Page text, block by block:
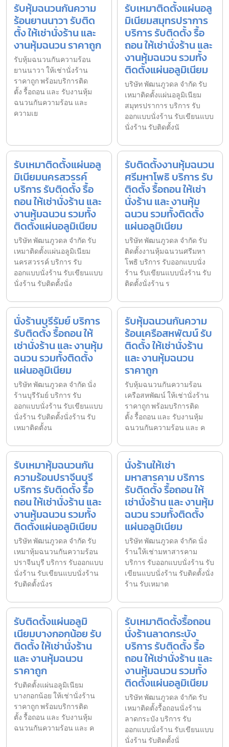
รับหุ้มฉนวนกันความ
ร้อนยานนาวา รับติด
ตั้ง ให้เช่านั่งร้าน และ
งานหุ้มฉนวน ราคาถูก
รับหุ้มฉนวนกันความร้อน
ยานนาวา ให้เช่านั่งร้าน
ราคาถูก พร้อมบริการติด
ตั้ง รื้อถอน และ รับงานหุ้ม
ฉนวนกันความร้อน และ
ความเย
รับเหมาติดตั้งแผ่นอลู
มิเนียมสมุทรปราการ
บริการ รับติดตั้ง รื้อ
ถอน ให้เช่านั่งร้าน และ
งานหุ้มฉนวน รวมทั้ง
ติดตั้งแผ่นอลูมิเนียม
บริษัท พัฒนภูวดล จำกัด รับ
เหมาติดตั้งแผ่นอลูมิเนียม
สมุทรปราการ บริการ รับ
ออกแบบนั่งร้าน รับเขียนแบบ
นั่งร้าน รับติดตั้งนั
รับเหมาติดตั้งแผ่นอลู
มิเนียมนครสวรรค์
บริการ รับติดตั้ง รื้อ
ถอน ให้เช่านั่งร้าน และ
งานหุ้มฉนวน รวมทั้ง
ติดตั้งแผ่นอลูมิเนียม
บริษัท พัฒนภูวดล จำกัด รับ
เหมาติดตั้งแผ่นอลูมิเนียม
นครสวรรค์ บริการ รับ
ออกแบบนั่งร้าน รับเขียนแบบ
นั่งร้าน รับติดตั้งนั่ง
รับติดตั้งงานหุ้มฉนวน
ศรีมหาโพธิ บริการ รับ
ติดตั้ง รื้อถอน ให้เช่า
นั่งร้าน และ งานหุ้ม
ฉนวน รวมทั้งติดตั้ง
แผ่นอลูมิเนียม
บริษัท พัฒนภูวดล จำกัด รับ
ติดตั้งงานหุ้มฉนวนศรีมหา
โพธิ บริการ รับออกแบบนั่ง
ร้าน รับเขียนแบบนั่งร้าน รับ
ติดตั้งนั่งร้าน ร
นั่งร้านบุรีรัมย์ บริการ
รับติดตั้ง รื้อถอน ให้
เช่านั่งร้าน และ งานหุ้ม
ฉนวน รวมทั้งติดตั้ง
แผ่นอลูมิเนียม
บริษัท พัฒนภูวดล จำกัด นั่ง
ร้านบุรีรัมย์ บริการ รับ
ออกแบบนั่งร้าน รับเขียนแบบ
นั่งร้าน รับติดตั้งนั่งร้าน รับ
เหมาติดตั้งน
รับหุ้มฉนวนกันความ
ร้อนเครือสหพัฒน์ รับ
ติดตั้ง ให้เช่านั่งร้าน
และ งานหุ้มฉนวน
ราคาถูก
รับหุ้มฉนวนกันความร้อน
เครือสหพัฒน์ ให้เช่านั่งร้าน
ราคาถูก พร้อมบริการติด
ตั้ง รื้อถอน และ รับงานหุ้ม
ฉนวนกันความร้อน และ ค
รับเหมาหุ้มฉนวนกัน
ความร้อนปราจีนบุรี
บริการ รับติดตั้ง รื้อ
ถอน ให้เช่านั่งร้าน และ
งานหุ้มฉนวน รวมทั้ง
ติดตั้งแผ่นอลูมิเนียม
บริษัท พัฒนภูวดล จำกัด รับ
เหมาหุ้มฉนวนกันความร้อน
ปราจีนบุรี บริการ รับออกแบบ
นั่งร้าน รับเขียนแบบนั่งร้าน
รับติดตั้งนั่งร
นั่งร้านให้เช่า
มหาสารคาม บริการ
รับติดตั้ง รื้อถอน ให้
เช่านั่งร้าน และ งานหุ้ม
ฉนวน รวมทั้งติดตั้ง
แผ่นอลูมิเนียม
บริษัท พัฒนภูวดล จำกัด นั่ง
ร้านให้เช่ามหาสารคาม
บริการ รับออกแบบนั่งร้าน รับ
เขียนแบบนั่งร้าน รับติดตั้งนั่ง
ร้าน รับเหมาต
รับติดตั้งแผ่นอลูมิ
เนียมบางกอกน้อย รับ
ติดตั้ง ให้เช่านั่งร้าน
และ งานหุ้มฉนวน
ราคาถูก
รับติดตั้งแผ่นอลูมิเนียม
บางกอกน้อย ให้เช่านั่งร้าน
ราคาถูก พร้อมบริการติด
ตั้ง รื้อถอน และ รับงานหุ้ม
ฉนวนกันความร้อน และ ค
รับเหมาติดตั้งรื้อถอน
นั่งร้านลาดกระบัง
บริการ รับติดตั้ง รื้อ
ถอน ให้เช่านั่งร้าน และ
งานหุ้มฉนวน รวมทั้ง
ติดตั้งแผ่นอลูมิเนียม
บริษัท พัฒนภูวดล จำกัด รับ
เหมาติดตั้งรื้อถอนนั่งร้าน
ลาดกระบัง บริการ รับ
ออกแบบนั่งร้าน รับเขียนแบบ
นั่งร้าน รับติดตั้งนั่